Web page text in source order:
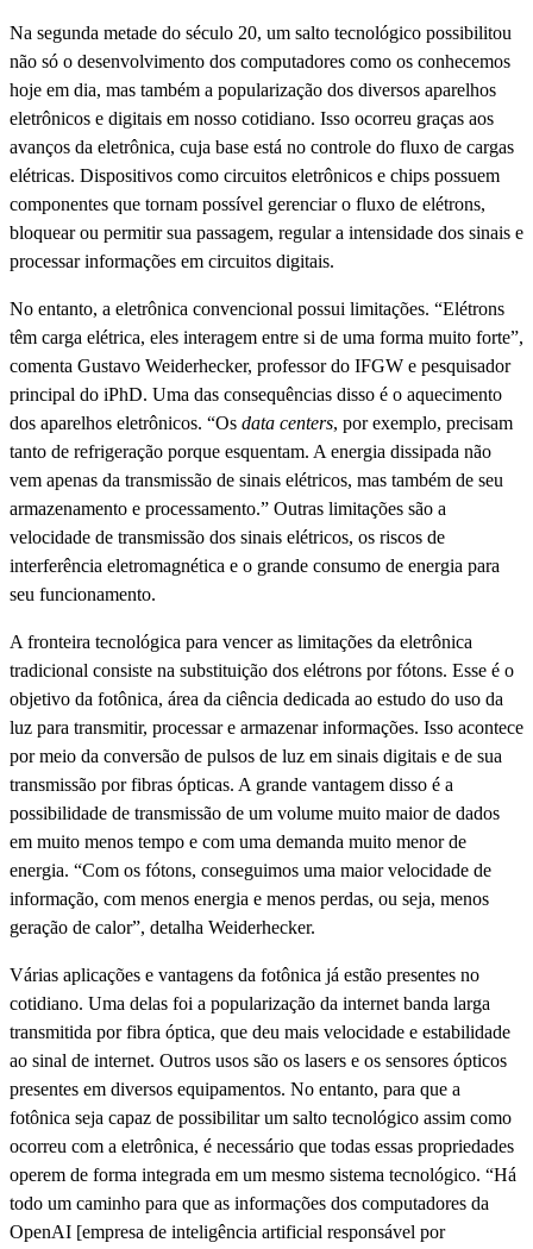
Na segunda metade do século 20, um salto tecnológico possibilitou
não só o desenvolvimento dos computadores como os conhecemos
hoje em dia, mas também a popularização dos diversos aparelhos
eletrônicos e digitais em nosso cotidiano. Isso ocorreu graças aos
avanços da eletrônica, cuja base está no controle do fluxo de cargas
elétricas. Dispositivos como circuitos eletrônicos e chips possuem
componentes que tornam possível gerenciar o fluxo de elétrons,
bloquear ou permitir sua passagem, regular a intensidade dos sinais e
processar informações em circuitos digitais.
No entanto, a eletrônica convencional possui limitações. “Elétrons
têm carga elétrica, eles interagem entre si de uma forma muito forte”,
comenta Gustavo Weiderhecker, professor do IFGW e pesquisador
principal do iPhD. Uma das consequências disso é o aquecimento
dos aparelhos eletrônicos. “Os data centers, por exemplo, precisam
tanto de refrigeração porque esquentam. A energia dissipada não
vem apenas da transmissão de sinais elétricos, mas também de seu
armazenamento e processamento.” Outras limitações são a
velocidade de transmissão dos sinais elétricos, os riscos de
interferência eletromagnética e o grande consumo de energia para
seu funcionamento.
A fronteira tecnológica para vencer as limitações da eletrônica
tradicional consiste na substituição dos elétrons por fótons. Esse é o
objetivo da fotônica, área da ciência dedicada ao estudo do uso da
luz para transmitir, processar e armazenar informações. Isso acontece
por meio da conversão de pulsos de luz em sinais digitais e de sua
transmissão por fibras ópticas. A grande vantagem disso é a
possibilidade de transmissão de um volume muito maior de dados
em muito menos tempo e com uma demanda muito menor de
energia. “Com os fótons, conseguimos uma maior velocidade de
informação, com menos energia e menos perdas, ou seja, menos
geração de calor”, detalha Weiderhecker.
Várias aplicações e vantagens da fotônica já estão presentes no
cotidiano. Uma delas foi a popularização da internet banda larga
transmitida por fibra óptica, que deu mais velocidade e estabilidade
ao sinal de internet. Outros usos são os lasers e os sensores ópticos
presentes em diversos equipamentos. No entanto, para que a
fotônica seja capaz de possibilitar um salto tecnológico assim como
ocorreu com a eletrônica, é necessário que todas essas propriedades
operem de forma integrada em um mesmo sistema tecnológico. “Há
todo um caminho para que as informações dos computadores da
OpenAI [empresa de inteligência artificial responsável por